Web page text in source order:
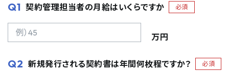
Q1 契約管理担当者の月給はいくらですか 必須
万円
Q2 新規発行される契約書は年間何枚程ですか？
必須